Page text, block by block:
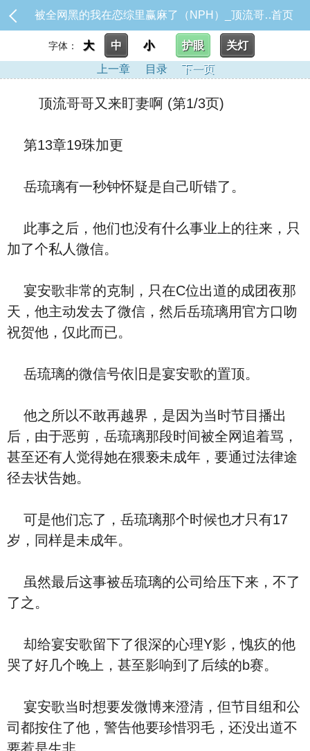
被全网黑的我在恋综里赢麻了（NPH）_顶流哥哥又来盯妻啊首页
字体： 大 中 小 护眼
关灯
上一章
目录 下一页
顶流哥哥又来盯妻啊 (第1/3页)
第13章19珠加更
岳琉璃有一秒钟怀疑是自己听错了。
此事之后，他们也没有什么事业上的往来，只
加了个私人微信。
宴安歌非常的克制，只在C位出道的成团夜那
天，他主动发去了微信，然后岳琉璃用官方口吻
祝贺他，仅此而已。
岳琉璃的微信号依旧是宴安歌的置顶。
他之所以不敢再越界，是因为当时节目播出
后，由于恶剪，岳琉璃那段时间被全网追着骂，
甚至还有人觉得她在猥亵未成年，要通过法律途
径去状告她。
可是他们忘了，岳琉璃那个时候也才只有17
岁，同样是未成年。
虽然最后这事被岳琉璃的公司给压下来，不了
了之。
却给宴安歌留下了很深的心理Y影，愧疚的他
哭了好几个晚上，甚至影响到了后续的b赛。
宴安歌当时想要发微博来澄清，但节目组和公
司都按住了他，警告他要珍惜羽毛，还没出道不